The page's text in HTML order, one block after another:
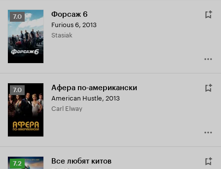
Рейтинг
Кинопоиска
7.0
7.0 Форсаж 6
Furious 6, 2013
Stasiak
Рейтинг
Кинопоиска
7.0
7.0 Афера по-американски
American Hustle, 2013
Carl Elway
Рейтинг
7.2 Все любят китов